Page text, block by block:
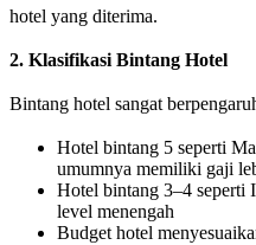
hotel yang diterima.
2. Klasifikasi Bintang Hotel
Bintang hotel sangat
Hotel bintang 5 seperti
umumnya memiliki gaji
Hotel bintang 3–4 seperti
level menengah
Budget hotel